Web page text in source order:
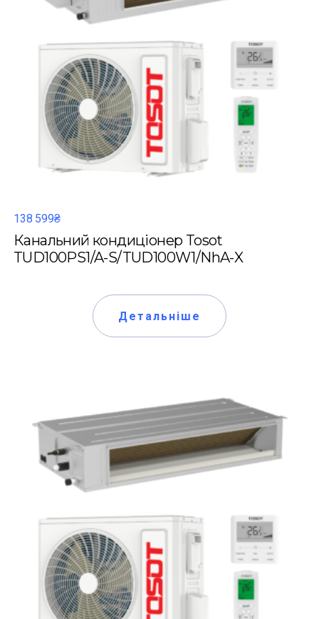
138 599₴
Канальний кондиціонер Tosot
TUD100PS1/A-S/TUD100W1/NhA-X
Детальніше